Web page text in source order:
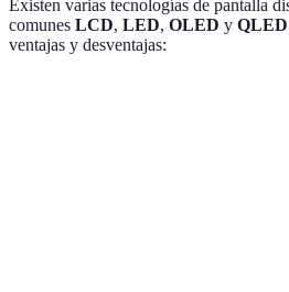
Existen varias tecnologías de pantalla
comunes LCD, LED, OLED y QLED
ventajas y desventajas: